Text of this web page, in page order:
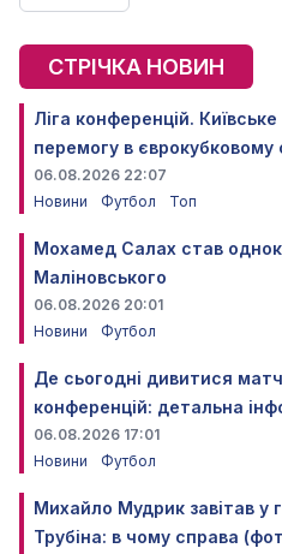
СТРІЧКА НОВИН
Ліга конференцій.
перемогу в єврокубковому
06.08.2026 22:07
Новини
Футбол Топ
Мохамед Салах став
Маліновського
06.08.2026 20:01
Новини
Футбол
Де сьогодні дивитися
конференцій: детальна
06.08.2026 17:01
Новини
Футбол
Михайло Мудрик завітав у
Трубіна: в чому справа